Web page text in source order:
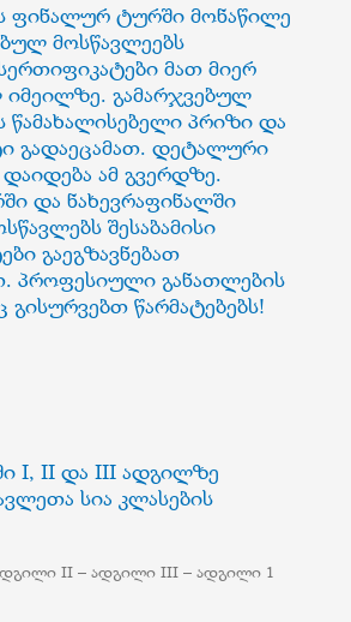
ფინალურ ტურში მონაწილე
მოსწავლეებს
მათ მიერ
გამარჯვებულ
წამახალისებელი პრიზი და
გადაეცამათ. დეტალური
ამ გვერდზე.
და ნახევრაფინალში
შესაბამისი
გაეგზავნებათ
პროფესიული განათლების
გისურვებთ წარმატებებს!
I, II და III ადგილზე
სია კლასების
II – ადგილი III – ადგილი 1